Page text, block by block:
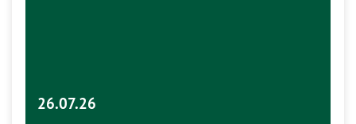
26.07.26